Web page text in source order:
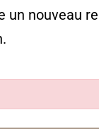
nouveau